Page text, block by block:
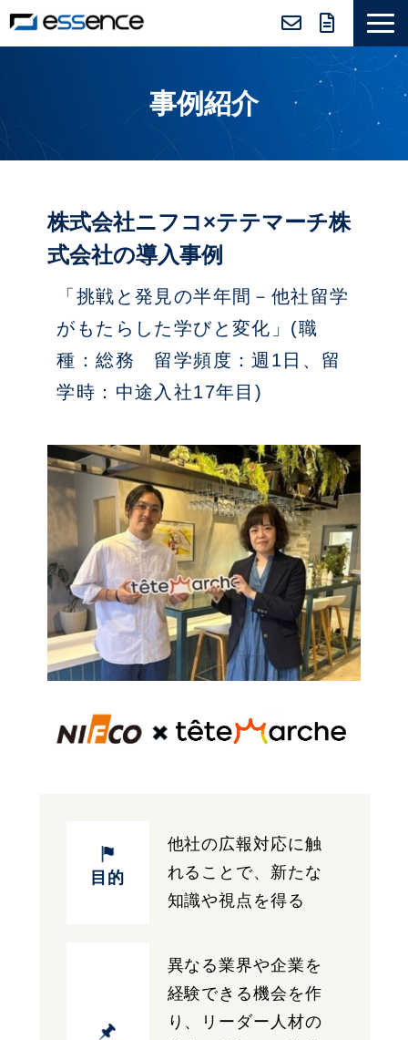
ニュース＆トピックス
会社紹介
セミナー＆コラム
事例紹介
株式会社ニフコ×テテマーチ株
式会社の導入事例
「挑戦と発見の半年間－他社留学
がもたらした学びと変化」(職
種：総務 留学頻度：週1日、留
学時：中途入社17年目)
目的
他社の広報対応に触
れることで、新たな
知識や視点を得る
異なる業界や企業を
経験できる機会を作
り、リーダー人材の